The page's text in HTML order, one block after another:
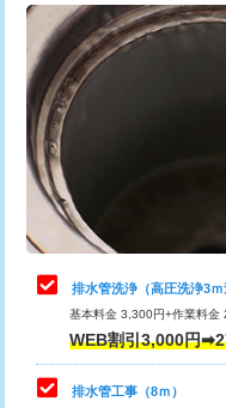
給水管工事※（ライニン
管・ポリ管・HT管使用/
給水管工事※（ライニン
管・ポリ管・HT管使用/3
排水管工事（土の掘削・
業）
排水管工事（排水管工
排水管工事（追加 排水
え）
マス交換（土の掘削・
マス交換（深さ50㎝未満
追加トーラー機使用/3m
カメラ調査
桝清掃
止水・漏水調査・防水処
理・調整・分解・加工な
止水・漏水調査・防水
理・調整・分解・加工な
止水・漏水調査・防水
理・調整・分解・加工
その他部品の脱着
排水管洗浄（高圧洗浄3ｍ
基本料金 3,300円+作業料
WEB割引3,000円
排水管工事（8ｍ）